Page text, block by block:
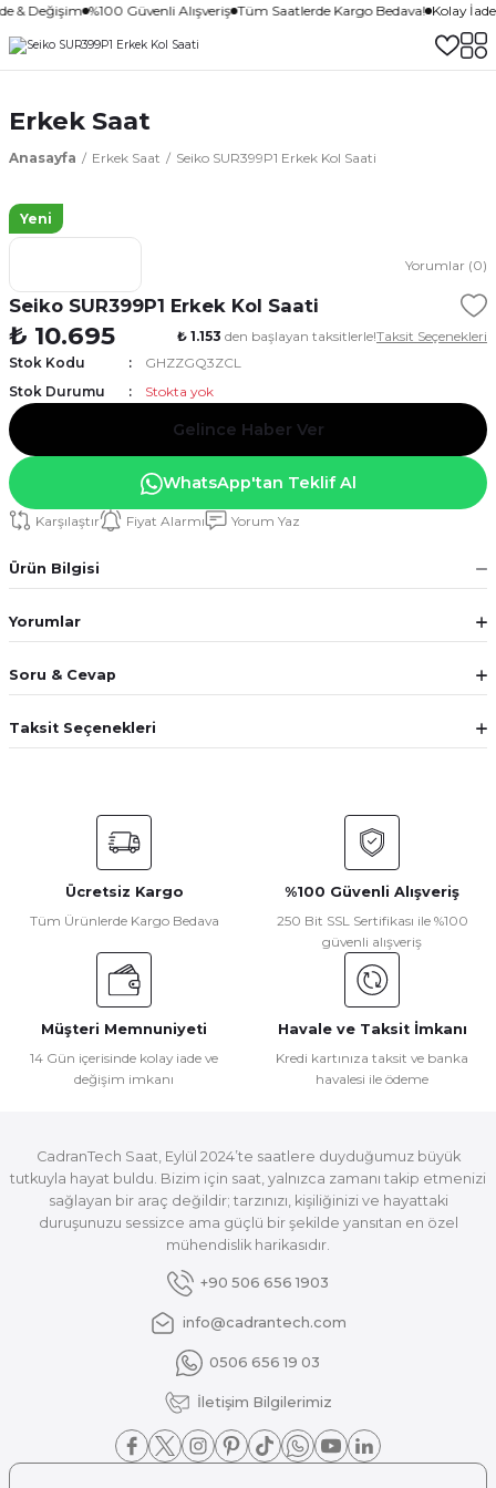
& Değişim %100 Güvenli Alışveriş Tüm Saatlerde Kargo Bedava! Kolay
Erkek Saat
Anasayfa Erkek Saat Seiko SUR399P1 Erkek Kol Saati
Yeni
Yorumlar (0)
Seiko SUR399P1 Erkek Kol Saati
₺ 10.695 ₺ 1.153 den başlayan taksitlerle!Taksit Seçenekleri
Stok Kodu
GHZZGQ3ZCL
Stok Durumu
Stokta yok
Gelince Haber Ver
WhatsApp'tan Teklif Al
Karşılaştır Fiyat Alarmı Yorum Yaz
Ürün Bilgisi
Yorumlar
Soru & Cevap
Taksit Seçenekleri
Ücretsiz Kargo
Tüm Ürünlerde Kargo Bedava
%100 Güvenli Alışveriş
250 Bit SSL Sertifikası ile %100
güvenli alışveriş
Müşteri Memnuniyeti
14 Gün içerisinde kolay iade ve
değişim imkanı
Havale ve Taksit İmkanı
Kredi kartınıza taksit ve banka
havalesi ile ödeme
CadranTech Saat, Eylül 2024’te saatlere duyduğumuz büyük
tutkuyla hayat buldu. Bizim için saat, yalnızca zamanı takip etmenizi
sağlayan bir araç değildir; tarzınızı, kişiliğinizi ve hayattaki
duruşunuzu sessizce ama güçlü bir şekilde yansıtan en özel
mühendislik harikasıdır.
+90 506 656 1903
info@cadrantech.com
0506 656 19 03
İletişim Bilgilerimiz